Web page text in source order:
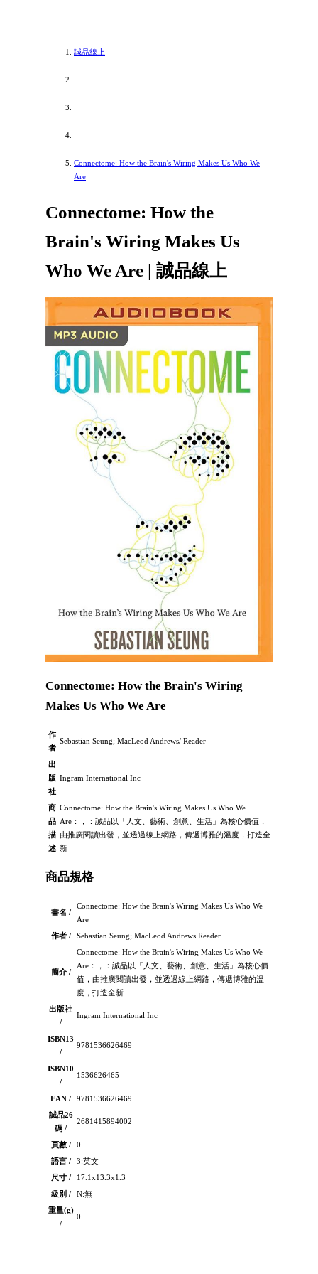
誠品線上
Connectome: How the Brain's Wiring Makes Us Who We
Are
Connectome: How the
Brain's Wiring Makes Us
Who We Are | 誠品線上
Connectome: How the Brain's Wiring
Makes Us Who We Are
作
者
Sebastian Seung; MacLeod Andrews/ Reader
出
版
社
Ingram International Inc
商
品
描
述
Connectome: How the Brain's Wiring Makes Us Who We
Are：，：誠品以「人文、藝術、創意、生活」為核心價值，
由推廣閱讀出發，並透過線上網路，傳遞博雅的溫度，打造全
新
商品規格
書名 /
Connectome: How the Brain's Wiring Makes Us Who We
Are
作者 /
Sebastian Seung; MacLeod Andrews Reader
簡介 /
Connectome: How the Brain's Wiring Makes Us Who We
Are：，：誠品以「人文、藝術、創意、生活」為核心價
值，由推廣閱讀出發，並透過線上網路，傳遞博雅的溫
度，打造全新
出版社
/
Ingram International Inc
ISBN13
/
9781536626469
ISBN10
/
1536626465
EAN /
9781536626469
誠品26
碼 /
2681415894002
頁數 /
0
語言 /
3:英文
尺寸 /
17.1x13.3x1.3
級別 /
N:無
重量(g)
/
0